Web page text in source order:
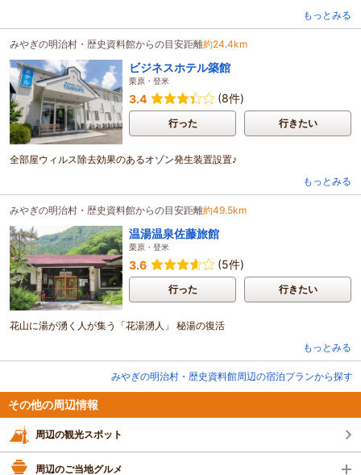
もっとみる
みやぎの明治村・歴史資料館からの目安距離約24.4km
ビジネスホテル築館
栗原・登米
3.4 (8件)
行った 行きたい
全部屋ウィルス除去効果のあるオゾン発生装置設置♪
もっとみる
みやぎの明治村・歴史資料館からの目安距離約49.5km
温湯温泉佐藤旅館
栗原・登米
3.6 (5件)
行った 行きたい
花山に湯が湧く人が集う「花湯湧人」 秘湯の復活
もっとみる
みやぎの明治村・歴史資料館周辺の宿泊プランから探す
その他の周辺情報
周辺の観光スポット
周辺のご当地グルメ